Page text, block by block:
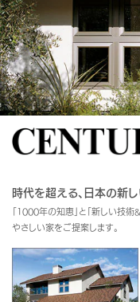
建築事例・建築実例
デザイナーズギャラ
インテリア
住まいづくりガイド
買う
中古住宅検索
賃貸併用住宅
店舗・各種施設
土地活用モデルルー
土地活用実例
企業不動産活用（
社宅建築
医療・介護・子育て
ミサワリフォームと
リフォームの流れ
リフォームメニュー
リフォーム事例
事業用
事業用リノベーション
ホテル・旅館リフォー
複合開発・投資開発
複合開発事業（
再開発・官民連携事
分譲マンション開発
収益不動産・投資開
建築再生事業
事業用売買
オーナーサポ
サポートメニュー
住まいるりんぐ（ロ
アフターメンテナン
ミサワリフォーム
ご相談窓口
企業・IR情報
企業・IR
ニュース
MISAWAについて
ミサワホームグループ
IR情報
カタログ請求
住まいのご相談
時代を超える、日本の新
「1000年の知恵」と「新しい技
やさしい家をご提案します。